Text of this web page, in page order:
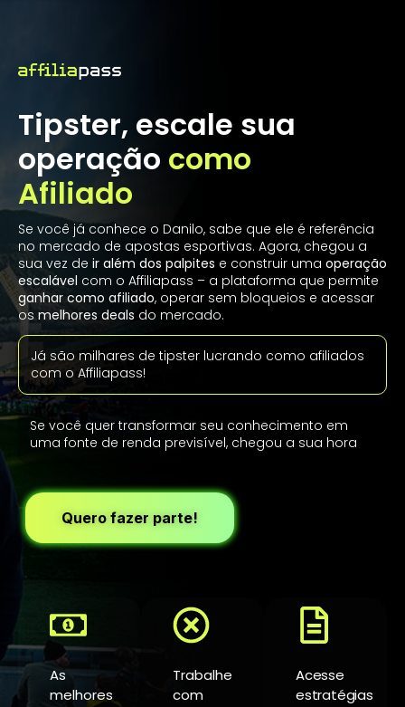
Tipster, escale sua
operação como
Afiliado
Se você já conhece o Danilo, sabe que ele é referência
no mercado de apostas esportivas. Agora, chegou a
sua vez de ir além dos palpites e construir uma operação
escalável com o Affiliapass – a plataforma que permite
ganhar como afiliado, operar sem bloqueios e acessar
os melhores deals do mercado.
Já são milhares de tipster lucrando como afiliados
com o Affiliapass!
Se você quer transformar seu conhecimento em
uma fonte de renda previsível, chegou a sua hora
Quero fazer parte!
As
melhores
Trabalhe
com
Acesse
estratégias